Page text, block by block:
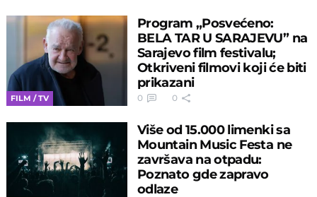
FILM / TV
Program „Posvećeno:
BELA TAR U SARAJEVU” na
Sarajevo film festivalu;
Otkriveni filmovi koji će biti
prikazani
0 0
Više od 15.000 limenki sa
Mountain Music Festa ne
završava na otpadu:
Poznato gde zapravo
odlaze